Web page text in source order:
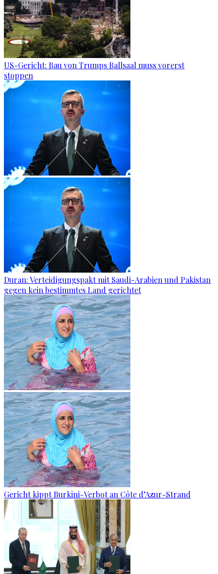
US-Gericht: Bau von Trumps Ballsaal muss vorerst
stoppen
Duran: Verteidigungspakt mit Saudi-Arabien und Pakistan
gegen kein bestimmtes Land gerichtet
Gericht kippt Burkini-Verbot an Côte d’Azur-Strand